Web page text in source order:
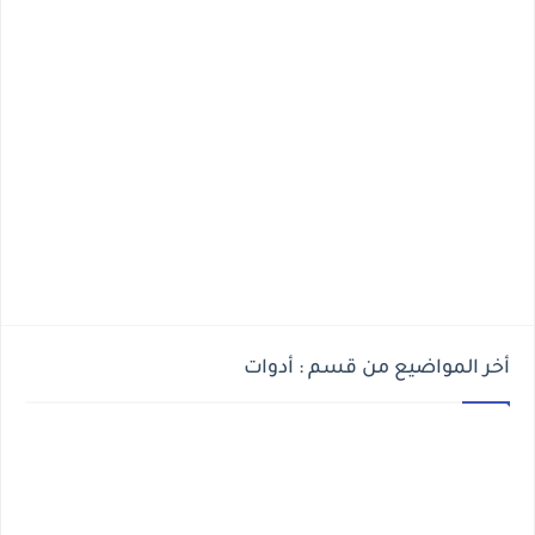
أخر المواضيع من قسم : أدوات